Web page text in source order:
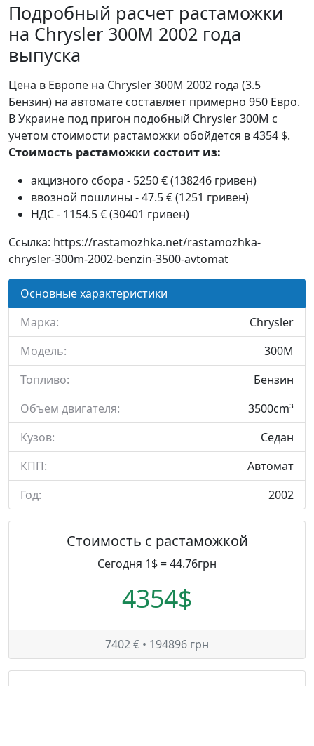
Подробный расчет растаможки
на Chrysler 300M 2002 года
выпуска
Цена в Европе на Chrysler 300M 2002 года (3.5
Бензин) на автомате составляет примерно 950 Евро.
В Украине под пригон подобный Chrysler 300M с
учетом стоимости растаможки обойдется в 4354 $.
Стоимость растаможки состоит из:
акцизного сбора - 5250 € (138246 гривен)
ввозной пошлины - 47.5 € (1251 гривен)
НДС - 1154.5 € (30401 гривен)
Ссылка: https://rastamozhka.net/rastamozhka-
chrysler-300m-2002-benzin-3500-avtomat
Основные характеристики
Марка:
Chrysler
Модель:
300M
Топливо:
Бензин
Объем двигателя:
3500cm³
Кузов:
Седан
КПП:
Автомат
Год:
2002
Стоимость с растаможкой
Сегодня 1$ = 44.76грн
4354$
7402 € • 194896 грн
Таможенные платежи